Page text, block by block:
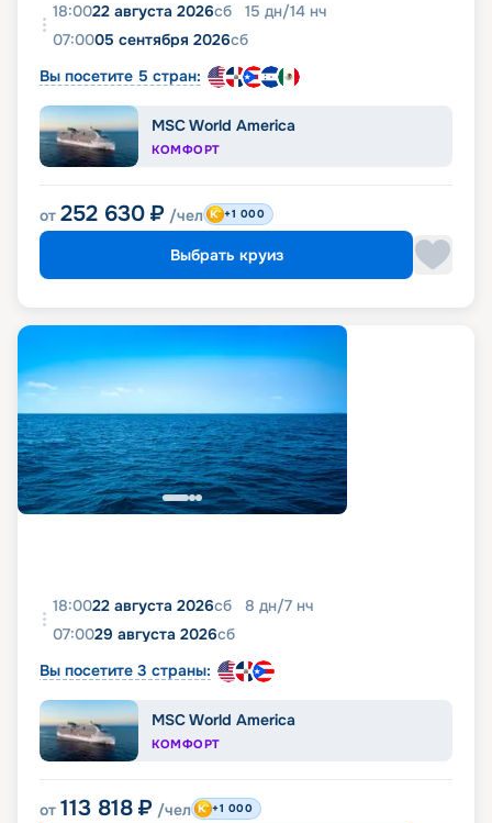
18:0022 августа 2026сб 15 дн/14 нч
07:0005 сентября 2026сб
Вы посетите 5 стран:
MSC World America
КОМФОРТ
от 252 630 ₽ /чел +1 000
Выбрать круиз
18:0022 августа 2026сб 8 дн/7 нч
07:0029 августа 2026сб
Вы посетите 3 страны:
MSC World America
КОМФОРТ
от 113 818 ₽ /чел +1 000